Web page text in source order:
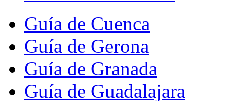
Guía de Cuenca
Guía de Gerona
Guía de Granada
Guía de Guadalajara